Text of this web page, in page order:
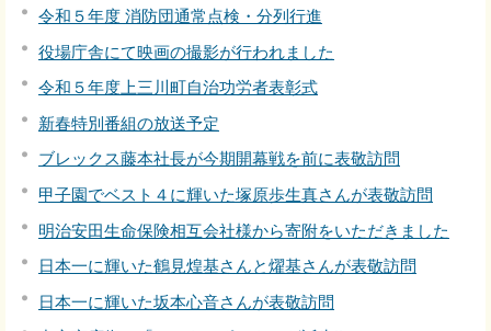
令和５年度 消防団通常点検・分列行進
役場庁舎にて映画の撮影が行われました
令和５年度上三川町自治功労者表彰式
新春特別番組の放送予定
ブレックス藤本社長が今期開幕戦を前に表敬訪問
甲子園でベスト４に輝いた塚原歩生真さんが表敬訪問
明治安田生命保険相互会社様から寄附をいただきました
日本一に輝いた鶴見煌基さんと燿基さんが表敬訪問
日本一に輝いた坂本心音さんが表敬訪問